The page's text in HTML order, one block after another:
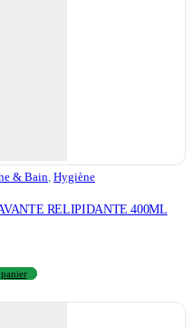
& Bain Hygiène
RELIPIDANTE 400ML